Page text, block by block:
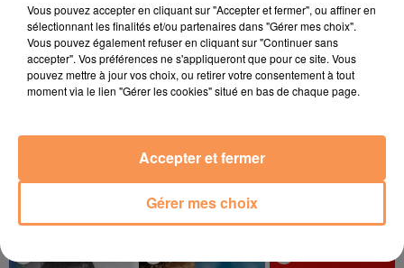
Vous pouvez accepter en cliquant sur "Accepter et fermer", ou affiner en
sélectionnant les finalités et/ou partenaires dans "Gérer mes choix".
Vous pouvez également refuser en cliquant sur "Continuer sans
accepter". Vos préférences ne s'appliqueront que pour ce site. Vous
pouvez mettre à jour vos choix, ou retirer votre consentement à tout
moment via le lien "Gérer les cookies" situé en bas de chaque page.
Gérer mes choix
Accepter et fermer